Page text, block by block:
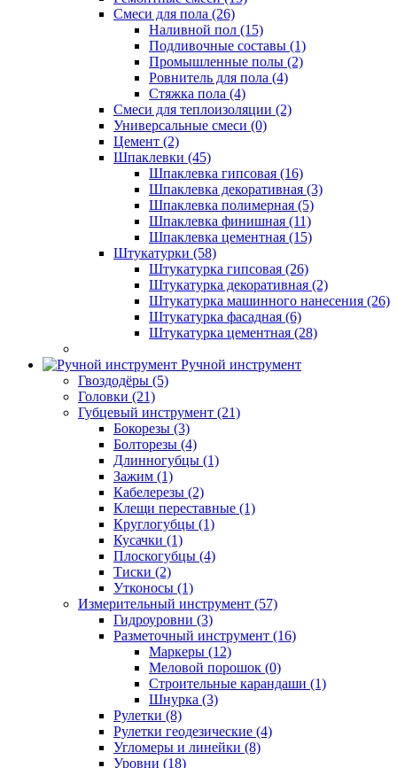
Смеси для пола (26)
Наливной пол (15)
Подливочные составы (1)
Промышленные полы (2)
Ровнитель для пола (4)
Стяжка пола (4)
Смеси для теплоизоляции (2)
Универсальные смеси (0)
Цемент (2)
Шпаклевки (45)
Шпаклевка гипсовая (16)
Шпаклевка декоративная (3)
Шпаклевка полимерная (5)
Шпаклевка финишная (11)
Шпаклевка цементная (15)
Штукатурки (58)
Штукатурка гипсовая (26)
Штукатурка декоративная (2)
Штукатурка машинного нанесения (26)
Штукатурка фасадная (6)
Штукатурка цементная (28)
Ручной инструмент
Гвоздодёры (5)
Головки (21)
Губцевый инструмент (21)
Бокорезы (3)
Болторезы (4)
Длинногубцы (1)
Зажим (1)
Кабелерезы (2)
Клещи переставные (1)
Круглогубцы (1)
Кусачки (1)
Плоскогубцы (4)
Тиски (2)
Утконосы (1)
Измерительный инструмент (57)
Гидроуровни (3)
Разметочный инструмент (16)
Маркеры (12)
Меловой порошок (0)
Строительные карандаши (1)
Шнурка (3)
Рулетки (8)
Рулетки геодезические (4)
Угломеры и линейки (8)
Уровни (18)